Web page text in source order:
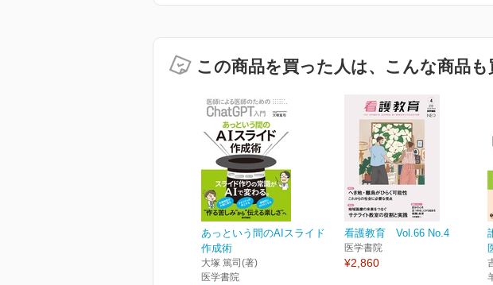
この商品を買った人は、こんな商品も
あっという間のAIスライド
作成術
大塚 篤司(著)
医学書院
看護教育 Vol.66 No.4
医学書院
¥2,860